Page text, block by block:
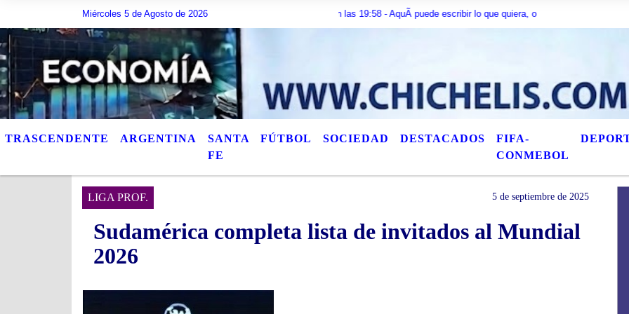
Miércoles 5 de Agosto de 2026
Hoy es Miércoles 5 de Agosto de 2026 y son las 19:58 - AquÃ­ puede escribir lo que quiera, o bien puede mostrar los
TRASCENDENTE ARGENTINA
SANTA
FE
FÚTBOL SOCIEDAD DESTACADOS
FIFA-
CONMEBOL
LIGA PROF. 5 de septiembre de 2025
Sudamérica completa lista de invitados al Mundial
2026